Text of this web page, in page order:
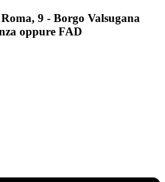
9 - Borgo Valsugana
oppure FAD